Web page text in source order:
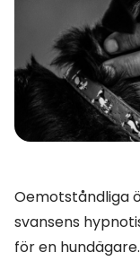
Oemotståndliga
svansens
för en